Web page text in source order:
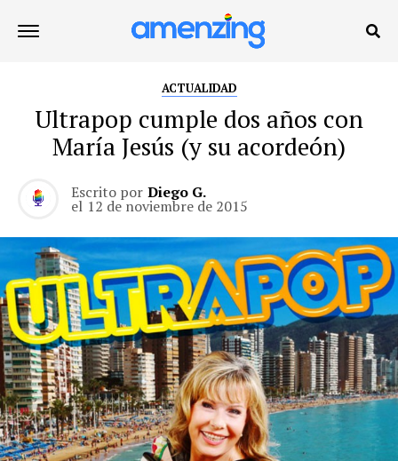
ACTUALIDAD
Ultrapop cumple dos años con
María Jesús (y su acordeón)
Escrito por Diego G.
el 12 de noviembre de 2015